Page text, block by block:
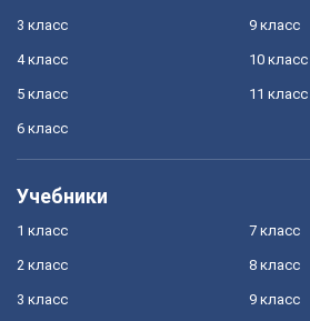
3 класс
4 класс
5 класс
6 класс
9 класс
10 класс
11 класс
Учебники
1 класс
2 класс
3 класс
7 класс
8 класс
9 класс